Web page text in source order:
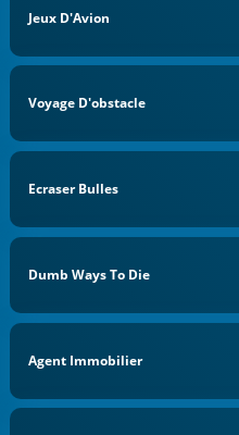
Jeux D'Avion
Voyage D'obstacle
Ecraser Bulles
Dumb Ways To Die
Agent Immobilier